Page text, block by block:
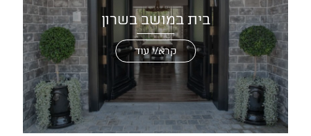
בית במושב בשרון
קרא/י עוד